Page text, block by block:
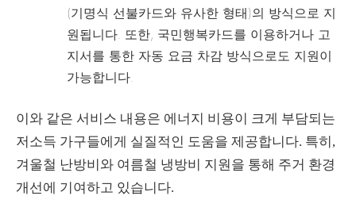
(기명식 선불카드와 유사한 형태)의 방식으로 지
원됩니다. 또한, 국민행복카드를 이용하거나 고
지서를 통한 자동 요금 차감 방식으로도 지원이
가능합니다.
이와 같은 서비스 내용은 에너지 비용이 크게 부담되는
저소득 가구들에게 실질적인 도움을 제공합니다. 특히,
겨울철 난방비와 여름철 냉방비 지원을 통해 주거 환경
개선에 기여하고 있습니다.